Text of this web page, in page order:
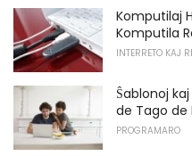
Komputilaj
Komputila
INTERRETO KAJ
Ŝablonoj
de Tago de
PROGRAMARO